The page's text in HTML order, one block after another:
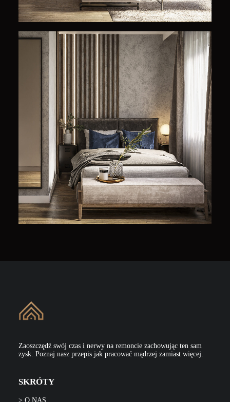
Projekty Wnętrz
Zaoszczędź swój czas i nerwy na remoncie zachowując ten sam
zysk. Poznaj nasz przepis jak pracować mądrzej zamiast więcej.
SKRÓTY
> O NAS